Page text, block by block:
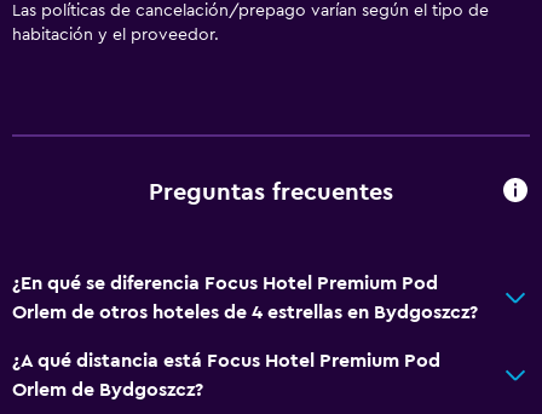
Almohada hipoalergénica
Inodoro con barras de apoyo
Plantas superiores accesibles por ascensor
Servicios y facilidades
Centro de negocios
Renta de autos
Las políticas de cancelación/prepago varían según el tipo de
habitación y el proveedor.
Preguntas frecuentes
¿En qué se diferencia Focus Hotel Premium Pod
Orlem de otros hoteles de 4 estrellas en Bydgoszcz?
¿A qué distancia está Focus Hotel Premium Pod
Orlem de Bydgoszcz?